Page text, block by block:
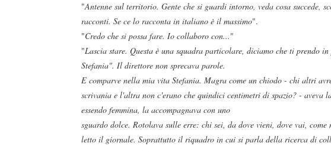
"Antenne sul territorio. Gente che si guardi intorno, veda cosa succede,
racconti. Se ce lo racconta in italiano è il massimo".
"Credo che si possa fare. Io collaboro con..."
"Lascia stare. Questa è una squadra particolare, diciamo che ti prendo
Stefania". Il direttore non sprecava parole.
E comparve nella mia vita Stefania. Magra come un chiodo - chi altri
scrivania e l'altra non c'erano che quindici centimetri di spazio? - aveva
essendo femmina, la accompagnava con uno
sguardo dolce. Rotolava sulle erre: chi sei, da dove vieni, dove vai,
letto il giornale. Soprattutto il riquadro in cui si parla della ricerca di